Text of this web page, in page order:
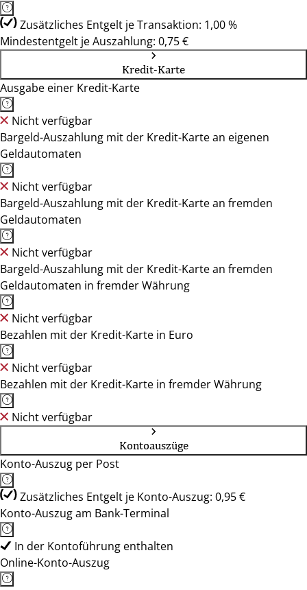
Zusätzliches Entgelt je Transaktion: 1,00 %
Mindestentgelt je Auszahlung: 0,75 €
Kredit-Karte
Ausgabe einer Kredit-Karte
Nicht verfügbar
Bargeld-Auszahlung mit der Kredit-Karte an eigenen
Geldautomaten
Nicht verfügbar
Bargeld-Auszahlung mit der Kredit-Karte an fremden
Geldautomaten
Nicht verfügbar
Bargeld-Auszahlung mit der Kredit-Karte an fremden
Geldautomaten in fremder Währung
Nicht verfügbar
Bezahlen mit der Kredit-Karte in Euro
Nicht verfügbar
Bezahlen mit der Kredit-Karte in fremder Währung
Nicht verfügbar
Kontoauszüge
Konto-Auszug per Post
Zusätzliches Entgelt je Konto-Auszug: 0,95 €
Konto-Auszug am Bank-Terminal
In der Kontoführung enthalten
Online-Konto-Auszug